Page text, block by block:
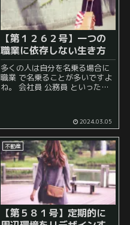
【第１２６２号】一つの
職業に依存しない生き方
多くの人は自分を名乗る場合に
職業 で名乗ることが多いですよ
ね。 会社員 公務員 といった分
2024.03.05
不動産
【第５８１号】定期的に